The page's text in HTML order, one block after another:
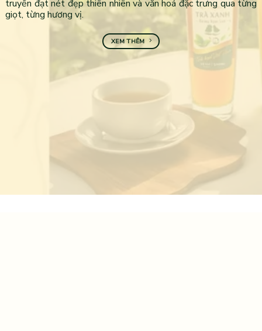
truyền đạt nét đẹp thiên nhiên và văn hoá đặc trưng qua từng
giọt, từng hương vị.
XEM THÊM